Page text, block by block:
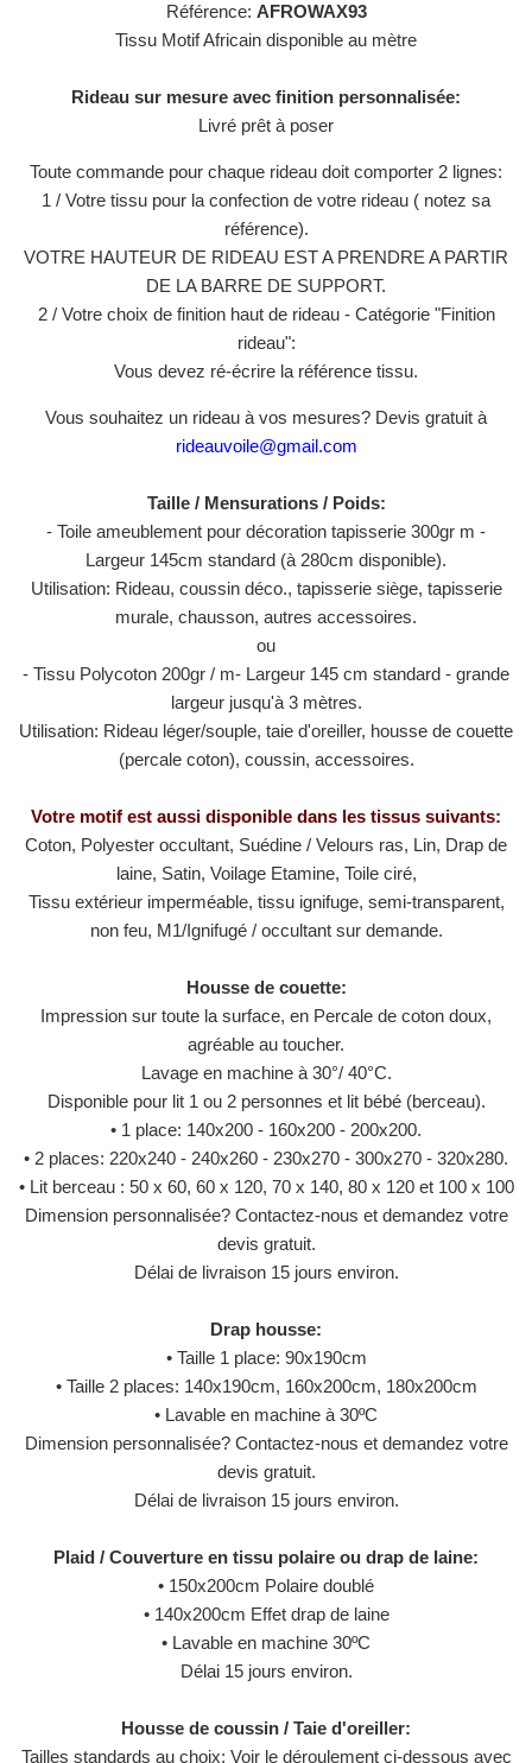
Référence: AFROWAX93
Tissu Motif Africain disponible au mètre
Rideau sur mesure avec finition personnalisée:
Livré prêt à poser
Toute commande pour chaque rideau doit comporter 2 lignes:
1 / Votre tissu pour la confection de votre rideau ( notez sa
référence).
VOTRE HAUTEUR DE RIDEAU EST A PRENDRE A PARTIR
DE LA BARRE DE SUPPORT.
2 / Votre choix de finition haut de rideau - Catégorie "Finition
rideau":
Vous devez ré-écrire la référence tissu.
Vous souhaitez un rideau à vos mesures? Devis gratuit à
rideauvoile@gmail.com
Taille / Mensurations / Poids:
- Toile ameublement pour décoration tapisserie 300gr m -
Largeur 145cm standard (à 280cm disponible).
Utilisation: Rideau, coussin déco., tapisserie siège, tapisserie
murale, chausson, autres accessoires.
ou
- Tissu Polycoton 200gr / m- Largeur 145 cm standard - grande
largeur jusqu'à 3 mètres.
Utilisation: Rideau léger/souple, taie d'oreiller, housse de couette
(percale coton), coussin, accessoires.
Votre motif est aussi disponible dans les tissus suivants:
Coton, Polyester occultant, Suédine / Velours ras, Lin, Drap de
laine, Satin, Voilage Etamine, Toile ciré,
Tissu extérieur imperméable, tissu ignifuge, semi-transparent,
non feu, M1/​​Ignifugé / occultant sur demande.
Housse de couette:
Impression sur toute la surface, en Percale de coton doux,
agréable au toucher.
Lavage en machine à 30°/ 40°C.
Disponible pour lit 1 ou 2 personnes et lit bébé (berceau).
• 1 place: 140x200 - 160x200 - 200x200.
• 2 places: 220x240 - 240x260 - 230x270 - 300x270 - 320x280.
• Lit berceau : 50 x 60, 60 x 120, 70 x 140, 80 x 120 et 100 x 100
Dimension personnalisée? Contactez-nous et demandez votre
devis gratuit.
Délai de livraison 15 jours environ.
Drap housse:
• Taille 1 place: 90x190cm
• Taille 2 places: 140x190cm, 160x200cm, 180x200cm
• Lavable en machine à 30ºC
Dimension personnalisée? Contactez-nous et demandez votre
devis gratuit.
Délai de livraison 15 jours environ.
Plaid / Couverture en tissu polaire ou drap de laine:
• 150x200cm Polaire doublé
• 140x200cm Effet drap de laine
• Lavable en machine 30ºC
Délai 15 jours environ.
Housse de coussin / Taie d'oreiller:
Tailles standards au choix: Voir le déroulement ci-dessous avec